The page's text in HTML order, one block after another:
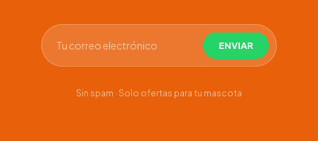
Sin spam · Solo ofertas para tu mascota